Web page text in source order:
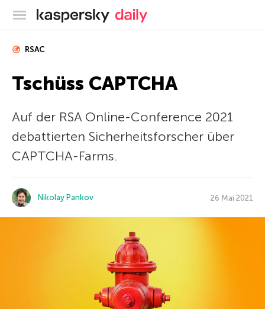
Offizieller Blog von Kaspersky
RSAC
Tschüss CAPTCHA
Auf der RSA Online-Conference 2021
debattierten Sicherheitsforscher über
CAPTCHA-Farms.
Nikolay Pankov 26 Mai 2021